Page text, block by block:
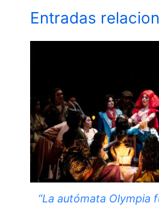
Entradas
“La autómata Olympia